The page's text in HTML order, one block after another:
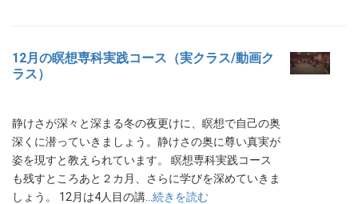
12月の瞑想専科実践コース（実クラス/動画ク
ラス）
静けさが深々と深まる冬の夜更けに、瞑想で自己の奥
深くに潜っていきましょう。静けさの奥に尊い真実が
姿を現すと教えられています。 瞑想専科実践コース
も残すところあと２カ月、さらに学びを深めていきま
しょう。 12月は4人目の講… 続きを読む